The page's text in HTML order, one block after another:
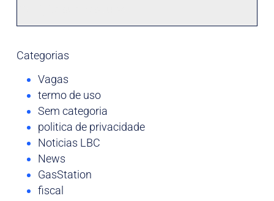
Categorias
Vagas
termo de uso
Sem categoria
politica de privacidade
Noticias LBC
News
GasStation
fiscal